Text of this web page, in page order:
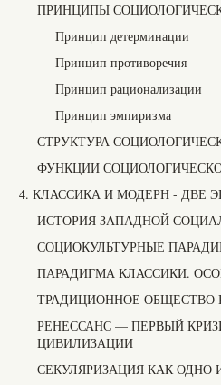
ПРИНЦИПЫ
Принцип детерминации
Принцип противоречия
Принцип рационализации
Принцип эмпиризма
СТРУКТУРА
ФУНКЦИИ
4. КЛАССИКА И МОДЕРН - ДВЕ
ИСТОРИЯ ЗАПАДНОЙ
СОЦИОКУЛЬТУРНЫЕ
ПАРАДИГМА КЛАССИКИ.
ТРАДИЦИОННОЕ ОБЩЕСТВО
РЕНЕССАНС — ПЕРВЫЙ
ЦИВИЛИЗАЦИИ
СЕКУЛЯРИЗАЦИЯ КАК ОДНО